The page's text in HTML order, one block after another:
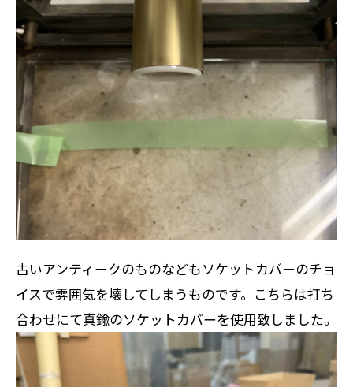
古いアンティークのものなどもソケットカバーのチョ
イスで雰囲気を壊してしまうものです。こちらは打ち
合わせにて真鍮のソケットカバーを使用致しました。